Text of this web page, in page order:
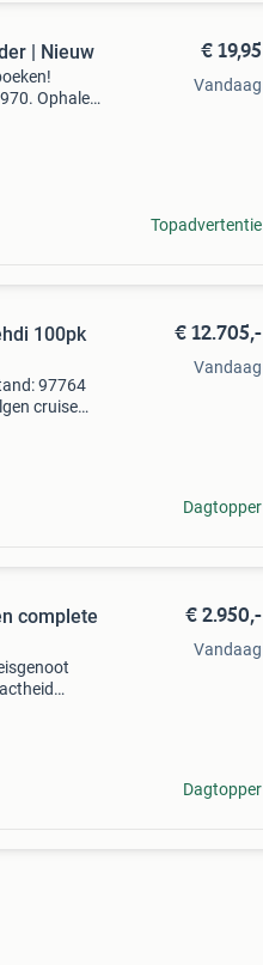
| Nieuw
Ophalen
€ 19,95
Vandaag
Topadvertentie
100pk
97764
cruise
€ 12.705,-
Vandaag
Dagtopper
complete
€ 2.950,-
Vandaag
Dagtopper